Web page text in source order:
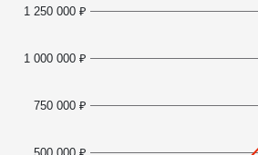
750 000 ₽
1 000 000 ₽
1 250 000 ₽